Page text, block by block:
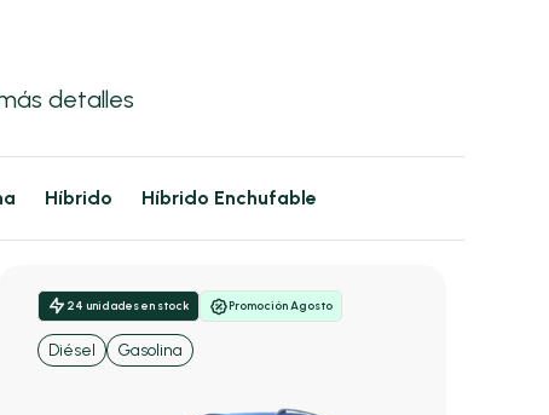
detalles
Híbrido Híbrido Enchufable
24 unidades en stock Promoción Agosto
Diésel Gasolina